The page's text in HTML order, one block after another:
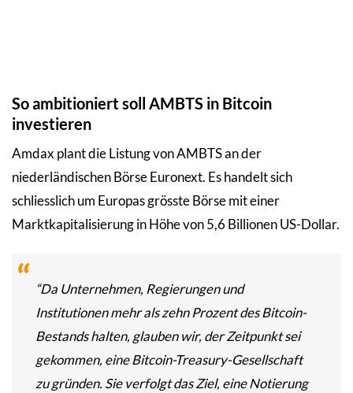
So ambitioniert soll AMBTS in Bitcoin
investieren
Amdax plant die Listung von AMBTS an der
niederländischen Börse Euronext. Es handelt sich
schliesslich um Europas grösste Börse mit einer
Marktkapitalisierung in Höhe von 5,6 Billionen US-Dollar.
“Da Unternehmen, Regierungen und
Institutionen mehr als zehn Prozent des Bitcoin-
Bestands halten, glauben wir, der Zeitpunkt sei
gekommen, eine Bitcoin-Treasury-Gesellschaft
zu gründen. Sie verfolgt das Ziel, eine Notierung